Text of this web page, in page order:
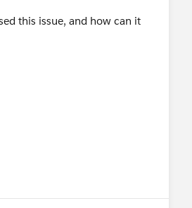
this issue, and how can it